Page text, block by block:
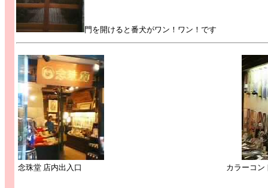
門を開けると番犬がワン！ワン！です
念珠堂 店内出入口 カラーコン